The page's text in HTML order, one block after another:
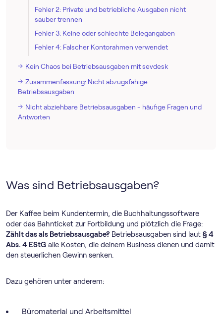
Fehler 2: Private und betriebliche Ausgaben nicht
sauber trennen
Fehler 3: Keine oder schlechte Belegangaben
Fehler 4: Falscher Kontorahmen verwendet
Kein Chaos bei Betriebsausgaben mit sevdesk
Zusammenfassung: Nicht abzugsfähige
Betriebsausgaben
Nicht abziehbare Betriebsausgaben - häufige Fragen und
Antworten
Was sind Betriebsausgaben?
Der Kaffee beim Kundentermin, die Buch­haltungs­software
oder das Bahnticket zur Fortbildung und plötzlich die Frage:
Zählt das als Betriebsausgabe? Betriebsausgaben sind laut § 4
Abs. 4 EStG alle Kosten, die deinem Business dienen und damit
den steuerlichen Gewinn senken.
Dazu gehören unter anderem:
Büromaterial und Arbeitsmittel